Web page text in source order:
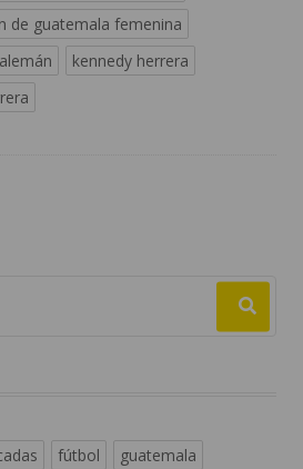
de guatemala femenina
kennedy herrera
fútbol
guatemala